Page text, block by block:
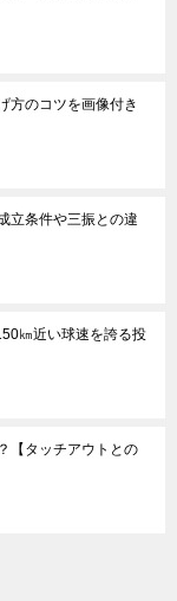
方のコツを画像付き
立条件や三振との違
㎞近い球速を誇る投
【タッチアウトとの